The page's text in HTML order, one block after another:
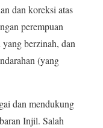
dan koreksi atas
perempuan
berzinah, dan
(yang
dan mendukung
Injil. Salah